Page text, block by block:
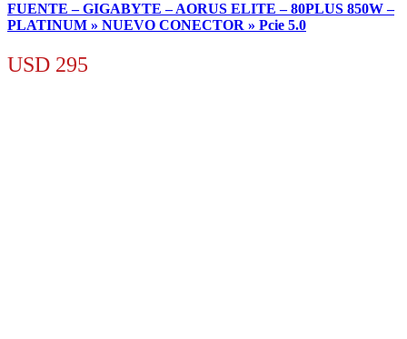
FUENTE – GIGABYTE – AORUS ELITE – 80PLUS 850W –
PLATINUM » NUEVO CONECTOR » Pcie 5.0
USD 295